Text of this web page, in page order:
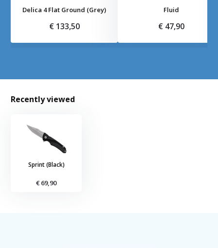
Delica 4 Flat Ground (Grey)
€ 133,50
Fluid
€ 47,90
Recently viewed
Sprint (Black)
€ 69,90